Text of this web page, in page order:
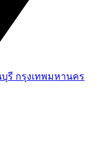
รี กรุงเทพมหานคร